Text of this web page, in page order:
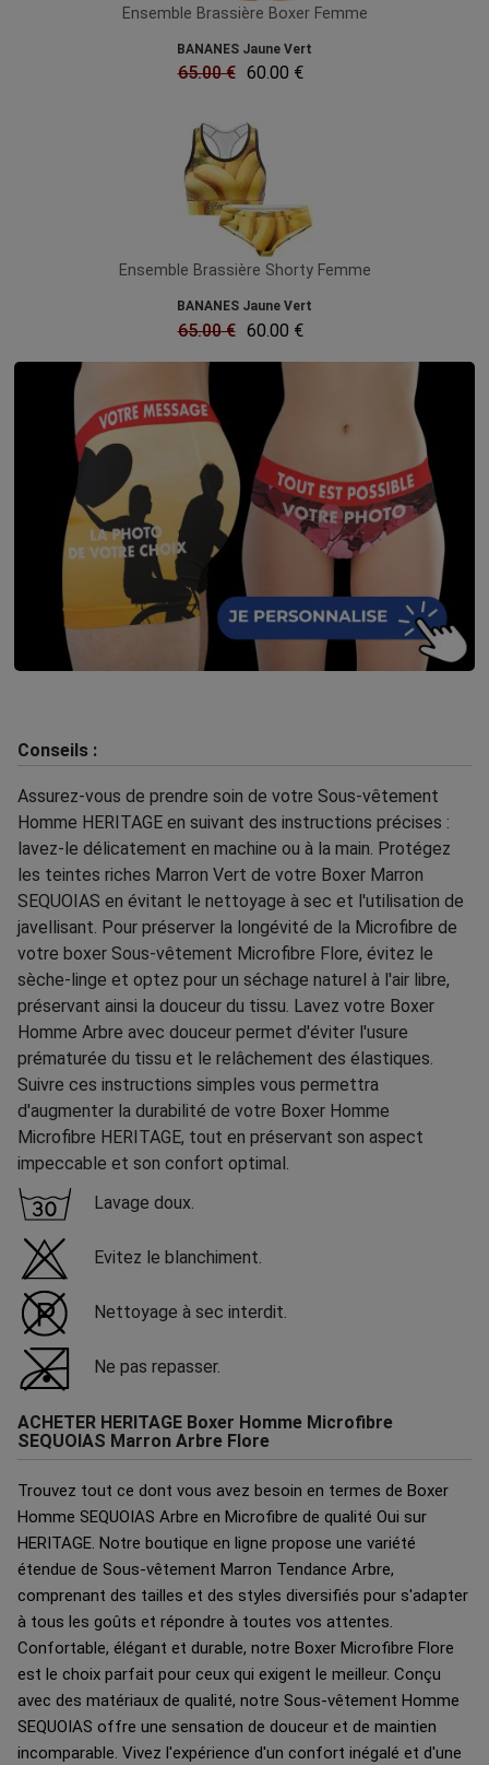
Ensemble Brassière Boxer Femme
BANANES Jaune Vert
65.00 € 60.00 €
Ensemble Brassière Shorty Femme
BANANES Jaune Vert
65.00 € 60.00 €
Conseils :
Assurez-vous de prendre soin de votre Sous-vêtement
Homme HERITAGE en suivant des instructions précises :
lavez-le délicatement en machine ou à la main. Protégez
les teintes riches Marron Vert de votre Boxer Marron
SEQUOIAS en évitant le nettoyage à sec et l'utilisation de
javellisant. Pour préserver la longévité de la Microfibre de
votre boxer Sous-vêtement Microfibre Flore, évitez le
sèche-linge et optez pour un séchage naturel à l'air libre,
préservant ainsi la douceur du tissu. Lavez votre Boxer
Homme Arbre avec douceur permet d'éviter l'usure
prématurée du tissu et le relâchement des élastiques.
Suivre ces instructions simples vous permettra
d'augmenter la durabilité de votre Boxer Homme
Microfibre HERITAGE, tout en préservant son aspect
impeccable et son confort optimal.
Lavage doux.
Evitez le blanchiment.
Nettoyage à sec interdit.
Ne pas repasser.
ACHETER HERITAGE Boxer Homme Microfibre
SEQUOIAS Marron Arbre Flore
Trouvez tout ce dont vous avez besoin en termes de Boxer
Homme SEQUOIAS Arbre en Microfibre de qualité Oui sur
HERITAGE. Notre boutique en ligne propose une variété
étendue de Sous-vêtement Marron Tendance Arbre,
comprenant des tailles et des styles diversifiés pour s'adapter
à tous les goûts et répondre à toutes vos attentes.
Confortable, élégant et durable, notre Boxer Microfibre Flore
est le choix parfait pour ceux qui exigent le meilleur. Conçu
avec des matériaux de qualité, notre Sous-vêtement Homme
SEQUOIAS offre une sensation de douceur et de maintien
incomparable. Vivez l'expérience d'un confort inégalé et d'une